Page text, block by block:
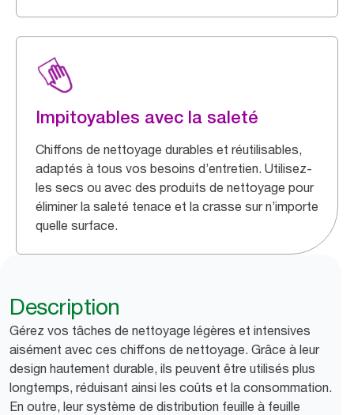
Impitoyables avec la saleté
Chiffons de nettoyage durables et réutilisables,
adaptés à tous vos besoins d’entretien. Utilisez-
les secs ou avec des produits de nettoyage pour
éliminer la saleté tenace et la crasse sur n’importe
quelle surface.
Description
Gérez vos tâches de nettoyage légères et intensives
aisément avec ces chiffons de nettoyage. Grâce à leur
design hautement durable, ils peuvent être utilisés plus
longtemps, réduisant ainsi les coûts et la consommation.
En outre, leur système de distribution feuille à feuille